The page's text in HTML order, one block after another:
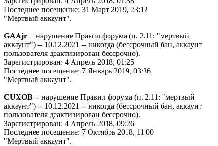
Последнее посещение: 31 Март 2019, 23:12
"Мертвый аккаунт".
GAAjr -- нарушение Правил форума (п. 2.11: "мертвый
аккаунт") -- 10.12.2021 -- никогда (бессрочный бан, аккаунт
пользователя деактивирован бессрочно).
Зарегистрирован: 4 Апрель 2018, 01:25
Последнее посещение: 7 Январь 2019, 03:36
"Мертвый аккаунт".
CUXOB -- нарушение Правил форума (п. 2.11: "мертвый
аккаунт") -- 10.12.2021 -- никогда (бессрочный бан, аккаунт
пользователя деактивирован бессрочно).
Зарегистрирован: 4 Апрель 2018, 09:26
Последнее посещение: 7 Октябрь 2018, 11:00
"Мертвый аккаунт".